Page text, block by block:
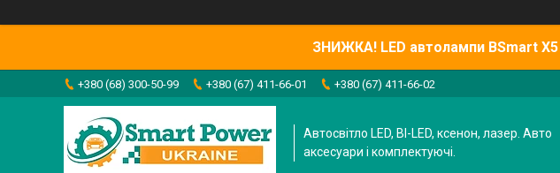
ЗНИЖКА! LED автолампи BSmart
+380 (68) 300-50-99 +380 (67) 411-66-01 +380 (67) 411-66-02
Автосвітло LED, BI-LED, ксенон, лазер. Авто
аксесуари і комплектуючі.